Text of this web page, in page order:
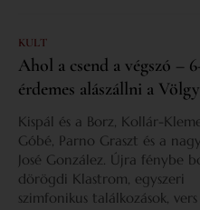
KULT
Ahol a csend a végszó –
érdemes alászállni a
Kispál és a Borz, Kollár-
Góbé, Parno Graszt és a
José González. Újra fénybe
dörögdi Klastrom, egyszeri
szimfonikus találkozások, vers